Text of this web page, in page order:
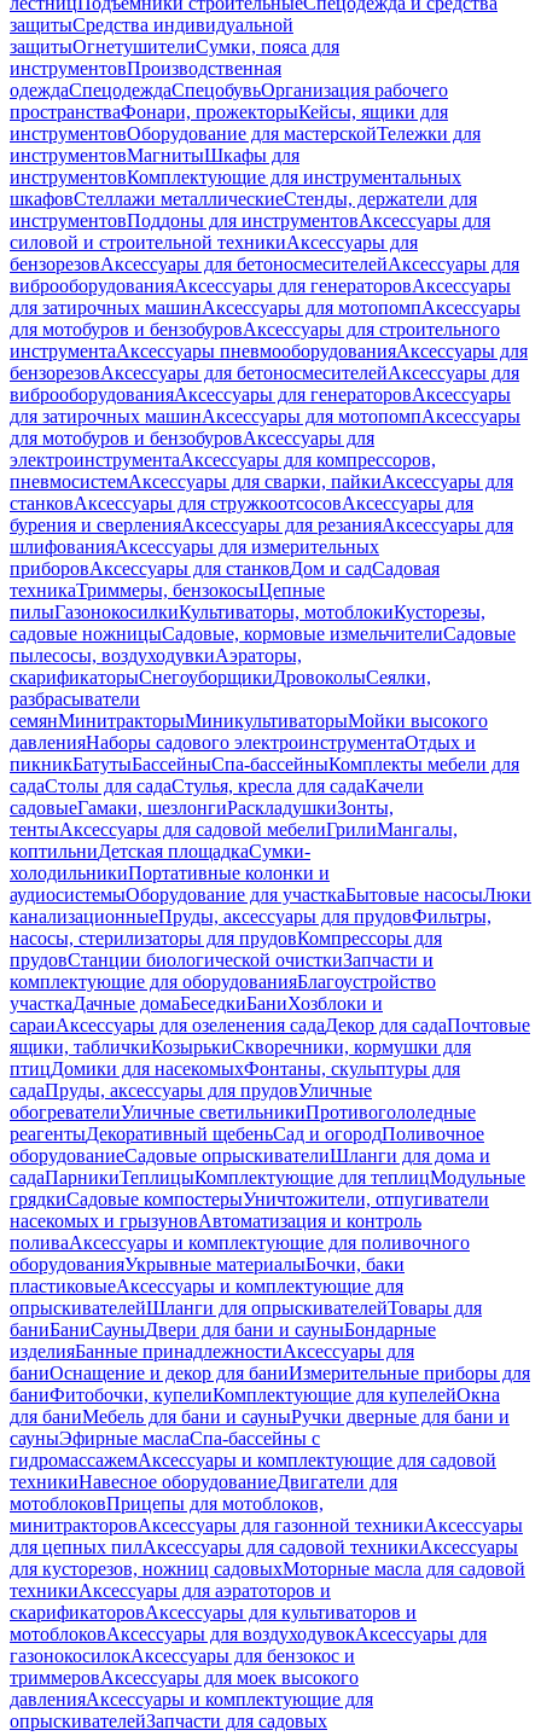
защитыСредства индивидуальной
защитыОгнетушителиСумки, пояса для
инструментовПроизводственная
одеждаСпецодеждаСпецобувьОрганизация рабочего
пространстваФонари, прожекторыКейсы, ящики для
инструментовОборудование для мастерскойТележки для
инструментовМагнитыШкафы для
инструментовКомплектующие для инструментальных
шкафовСтеллажи металлическиеСтенды, держатели для
инструментовПоддоны для инструментовАксессуары для
силовой и строительной техникиАксессуары для
бензорезовАксессуары для бетоносмесителейАксессуары для
виброоборудованияАксессуары для генераторовАксессуары
для затирочных машинАксессуары для мотопомпАксессуары
для мотобуров и бензобуровАксессуары для строительного
инструментаАксессуары пневмооборудованияАксессуары для
бензорезовАксессуары для бетоносмесителейАксессуары для
виброоборудованияАксессуары для генераторовАксессуары
для затирочных машинАксессуары для мотопомпАксессуары
для мотобуров и бензобуровАксессуары для
электроинструментаАксессуары для компрессоров,
пневмосистемАксессуары для сварки, пайкиАксессуары для
станковАксессуары для стружкоотсосовАксессуары для
бурения и сверленияАксессуары для резанияАксессуары для
шлифованияАксессуары для измерительных
приборовАксессуары для станковДом и садСадовая
техникаТриммеры, бензокосыЦепные
пилыГазонокосилкиКультиваторы, мотоблокиКусторезы,
садовые ножницыСадовые, кормовые измельчителиСадовые
пылесосы, воздуходувкиАэраторы,
скарификаторыСнегоуборщикиДровоколыСеялки,
разбрасыватели
семянМинитракторыМиникультиваторыМойки высокого
давленияНаборы садового электроинструментаОтдых и
пикникБатутыБассейныСпа-бассейныКомплекты мебели для
садаСтолы для садаСтулья, кресла для садаКачели
садовыеГамаки, шезлонгиРаскладушкиЗонты,
тентыАксессуары для садовой мебелиГрилиМангалы,
коптильниДетская площадкаСумки-
холодильникиПортативные колонки и
аудиосистемыОборудование для участкаБытовые насосыЛюки
канализационныеПруды, аксессуары для прудовФильтры,
насосы, стерилизаторы для прудовКомпрессоры для
прудовСтанции биологической очисткиЗапчасти и
комплектующие для оборудованияБлагоустройство
участкаДачные домаБеседкиБаниХозблоки и
сараиАксессуары для озеленения садаДекор для садаПочтовые
ящики, табличкиКозырькиСкворечники, кормушки для
птицДомики для насекомыхФонтаны, скульптуры для
садаПруды, аксессуары для прудовУличные
обогревателиУличные светильникиПротивогололедные
реагентыДекоративный щебеньСад и огородПоливочное
оборудованиеСадовые опрыскивателиШланги для дома и
садаПарникиТеплицыКомплектующие для теплицМодульные
грядкиСадовые компостерыУничтожители, отпугиватели
насекомых и грызуновАвтоматизация и контроль
поливаАксессуары и комплектующие для поливочного
оборудованияУкрывные материалыБочки, баки
пластиковыеАксессуары и комплектующие для
опрыскивателейШланги для опрыскивателейТовары для
баниБаниСауныДвери для бани и сауныБондарные
изделияБанные принадлежностиАксессуары для
баниОснащение и декор для баниИзмерительные приборы для
баниФитобочки, купелиКомплектующие для купелейОкна
для баниМебель для бани и сауныРучки дверные для бани и
сауныЭфирные маслаСпа-бассейны с
гидромассажемАксессуары и комплектующие для садовой
техникиНавесное оборудованиеДвигатели для
мотоблоковПрицепы для мотоблоков,
минитракторовАксессуары для газонной техникиАксессуары
для цепных пилАксессуары для садовой техникиАксессуары
для кусторезов, ножниц садовыхМоторные масла для садовой
техникиАксессуары для аэратоторов и
скарификаторовАксессуары для культиваторов и
мотоблоковАксессуары для воздуходувокАксессуары для
газонокосилокАксессуары для бензокос и
триммеровАксессуары для моек высокого
давленияАксессуары и комплектующие для
опрыскивателейЗапчасти для садовых